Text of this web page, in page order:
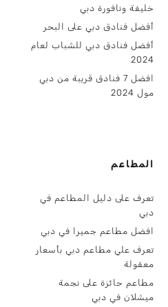
خليفة ونافورة دبي
أفضل فنادق دبي على البحر
أفضل فنادق دبي للشباب لعام
2024
افضل 7 فنادق قريبة من دبي
مول 2024
المطاعم
تعرف على دليل المطاعم في
دبي
افضل مطاعم جميرا في دبي
تعرف علي مطاعم دبي بأسعار
معقولة
مطاعم حائزة على نجمة
ميشلان في دبي